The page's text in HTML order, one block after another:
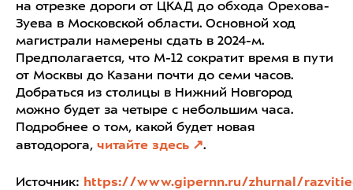
на отрезке дороги от ЦКАД до обхода Орехова-
Зуева в Московской области. Основной ход
магистрали намерены сдать в 2024-м.
Предполагается, что М-12 сократит время в пути
от Москвы до Казани почти до семи часов.
Добраться из столицы в Нижний Новгород
можно будет за четыре с небольшим часа.
Подробнее о том, какой будет новая
автодорога, читайте здесь .
Источник: https://www.gipernn.ru/zhurnal/